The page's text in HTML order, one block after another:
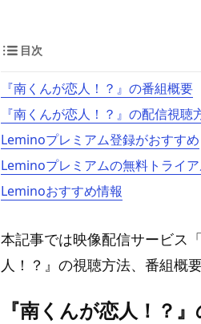
目次
『南くんが恋人！？』の番組概要
『南くんが恋人！？』の配信視聴
Leminoプレミアム登録がおすすめ
Leminoプレミアムの無料トライ
Leminoおすすめ情報
本記事では映像配信サービス
人！？』の視聴方法、番組概
『南くんが恋人！？